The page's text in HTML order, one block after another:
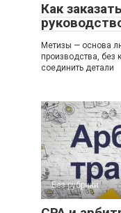
Как
Метизы — основа
производства,
соединить детали
Без рубрики